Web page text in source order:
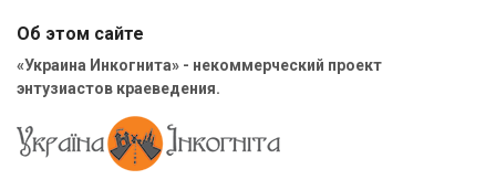
Об этом сайте
«Украина Инкогнита» - некоммерческий проект
энтузиастов краеведения.